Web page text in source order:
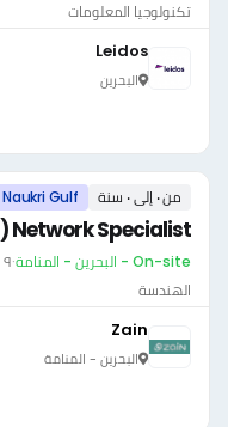
تكنولوجيا المعلومات
Leidos
البحرين
من ٠ إلى ٠ سنة Naukri Gulf
Network Specialist
On-site - البحرين - المنامة ·٩ يوليو ٢٠٢٦
الهندسة
Zain
البحرين - المنامة